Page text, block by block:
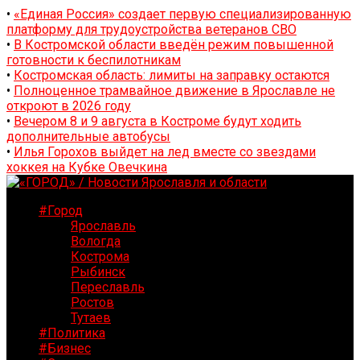
• «Единая Россия» создает первую специализированную
платформу для трудоустройства ветеранов СВО
• В Костромской области введён режим повышенной
готовности к беспилотникам
• Костромская область: лимиты на заправку остаются
• Полноценное трамвайное движение в Ярославле не
откроют в 2026 году
• Вечером 8 и 9 августа в Костроме будут ходить
дополнительные автобусы
• Илья Горохов выйдет на лед вместе со звездами
хоккея на Кубке Овечкина
#Город
Ярославль
Вологда
Кострома
Рыбинск
Переславль
Ростов
Тутаев
#Политика
#Бизнес